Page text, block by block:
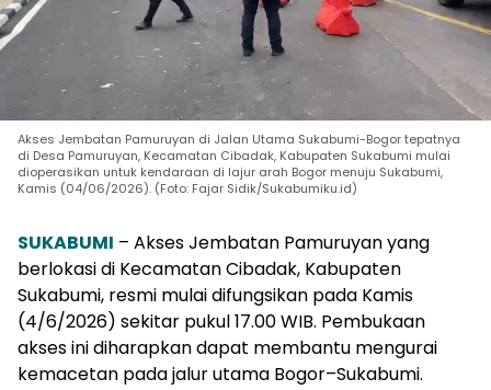
Akses Jembatan Pamuruyan di Jalan Utama Sukabumi-Bogor tepatnya
di Desa Pamuruyan, Kecamatan Cibadak, Kabupaten Sukabumi mulai
dioperasikan untuk kendaraan di lajur arah Bogor menuju Sukabumi,
Kamis (04/06/2026). (Foto: Fajar Sidik/Sukabumiku.id)
SUKABUMI – Akses Jembatan Pamuruyan yang
berlokasi di Kecamatan Cibadak, Kabupaten
Sukabumi, resmi mulai difungsikan pada Kamis
(4/6/2026) sekitar pukul 17.00 WIB. Pembukaan
akses ini diharapkan dapat membantu mengurai
kemacetan pada jalur utama Bogor–Sukabumi.